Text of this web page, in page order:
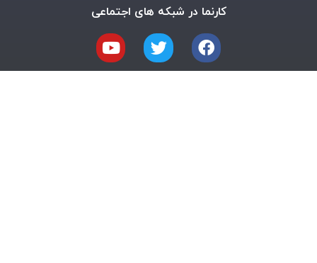
کارنما در شبکه های اجتماعی